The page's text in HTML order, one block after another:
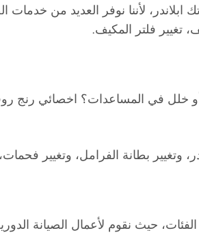
لأننا نوفر العديد من خدمات
تغيير فلتر المكيف.
خلل في المساعدات؟ اخصائي رنج
وتغيير بطانة الفرامل، وتغيير
حيث نقوم لأعمال الصيانة